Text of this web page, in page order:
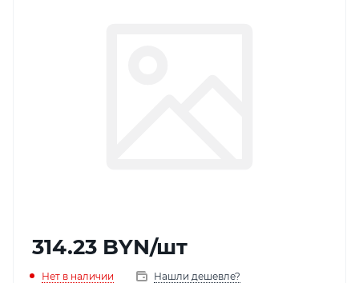
314.23 BYN/шт
Нет в наличии Нашли дешевле?